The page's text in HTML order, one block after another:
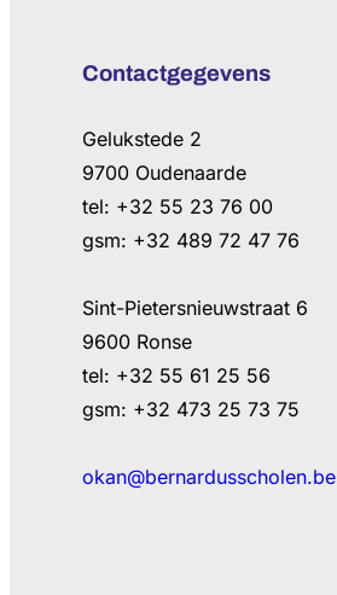
Contactgegevens
Gelukstede 2
9700 Oudenaarde
tel: +32 55 23 76 00
gsm: +32 489 72 47 76
Sint-Pietersnieuwstraat 6
9600 Ronse
tel: +32 55 61 25 56
gsm: +32 473 25 73 75
okan@bernardusscholen.be